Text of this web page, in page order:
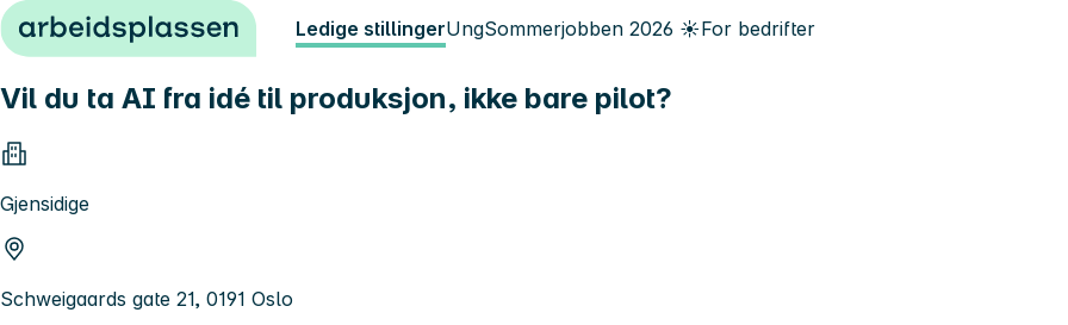
Hopp til innhold Ledige stillingerUngSommerjobben 2026 ☀️For bedrifter
Vil du ta AI fra idé til produksjon, ikke bare pilot?
Gjensidige
Schweigaards gate 21, 0191 Oslo